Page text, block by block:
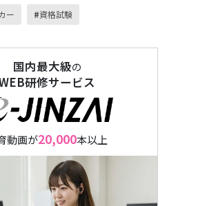
ー 資格試験
国内最大級の
研修サービス
動画が20,000本以上